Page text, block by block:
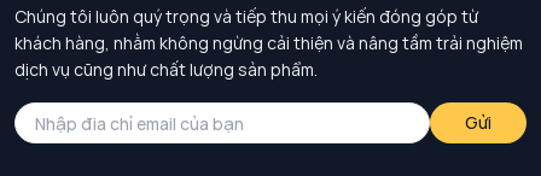
Chúng tôi luôn quý trọng và tiếp thu mọi ý kiến đóng góp từ
khách hàng, nhằm không ngừng cải thiện và nâng tầm trải nghiệm
dịch vụ cũng như chất lượng sản phẩm.
Gửi